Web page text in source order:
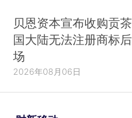
贝恩资本宣布收购贡
国大陆无法注册商标
场
2026年08月06日